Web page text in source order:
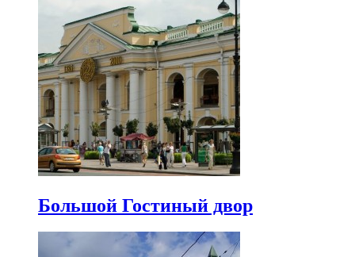
Большой Гостиный двор